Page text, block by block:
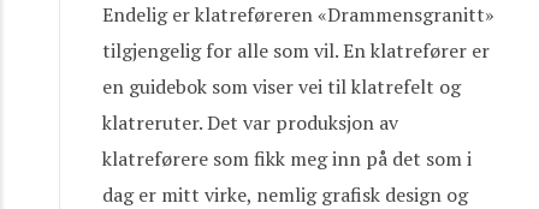
Endelig er klatreføreren «Drammensgranitt»
tilgjengelig for alle som vil. En klatrefører er
en guidebok som viser vei til klatrefelt og
klatreruter. Det var produksjon av
klatreførere som fikk meg inn på det som i
dag er mitt virke, nemlig grafisk design og